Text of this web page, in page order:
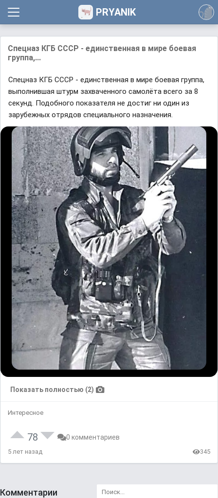
PRYANIK
Спецназ КГБ СССР - единственная в мире боевая
группа,...
Спецназ КГБ СССР - единственная в мире боевая группа,
выполнившая штурм захваченного самолёта всего за 8
секунд. Подобного показателя не достиг ни один из
зарубежных отрядов специального назначения.
Показать полностью (2)
Интересное
78 0 комментариев
5 лет назад 345
Комментарии